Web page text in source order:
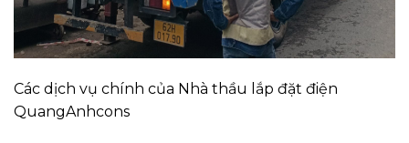
Các dịch vụ chính của Nhà thầu lắp đặt điện
QuangAnhcons